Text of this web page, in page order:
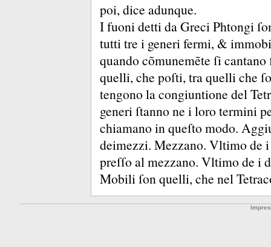
poi, dice adunque.
I fuoni detti da Greci Phtongi
tutti tre i generi fermi, &
quando cõmunemẽte ſi
quelli, che poſti, tra quelli che
tengono la congiuntione del
generi ſtanno ne i loro termini
chiamano in queſto modo.
deimezzi. Mezzano. Vltimo de
preſſo al mezzano. Vltimo de i
Mobili ſon quelli, che nel